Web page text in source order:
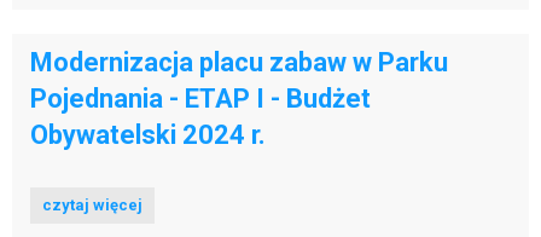
Modernizacja placu zabaw w Parku
Pojednania - ETAP I - Budżet
Obywatelski 2024 r.
czytaj więcej